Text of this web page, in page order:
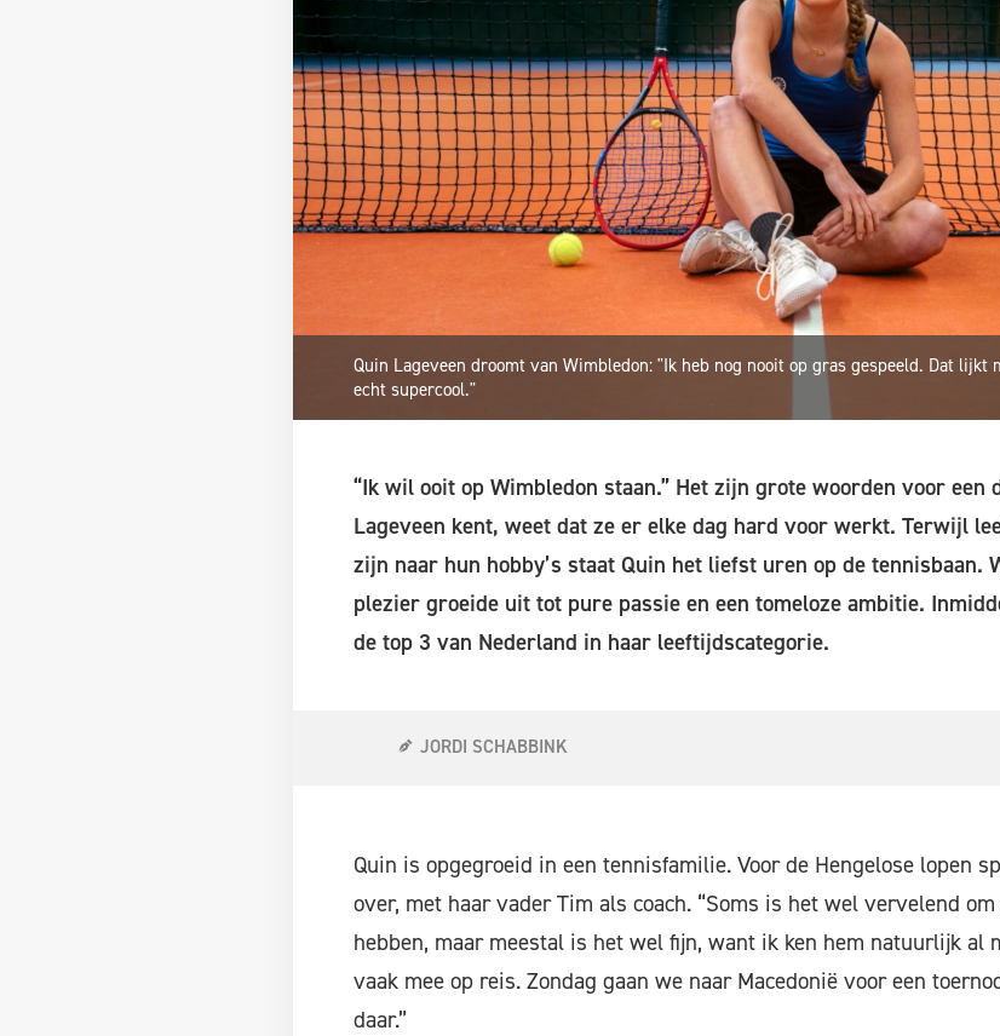
Quin Lageveen droomt van Wimbledon: "Ik heb nog nooit op gras gespeeld. Dat lijkt
echt supercool."
“Ik wil ooit op Wimbledon staan.” Het zijn grote woorden voor
Lageveen kent, weet dat ze er elke dag hard voor werkt. Terwijl
zijn naar hun hobby’s staat Quin het liefst uren op de tennisbaan.
plezier groeide uit tot pure passie en een tomeloze ambitie.
de top 3 van Nederland in haar leeftijdscategorie.
JORDI SCHABBINK
Quin is opgegroeid in een tennisfamilie. Voor de Hengelose lopen
over, met haar vader Tim als coach. “Soms is het wel vervelend
hebben, maar meestal is het wel fijn, want ik ken hem natuurlijk al
vaak mee op reis. Zondag gaan we naar Macedonië voor een
daar.”